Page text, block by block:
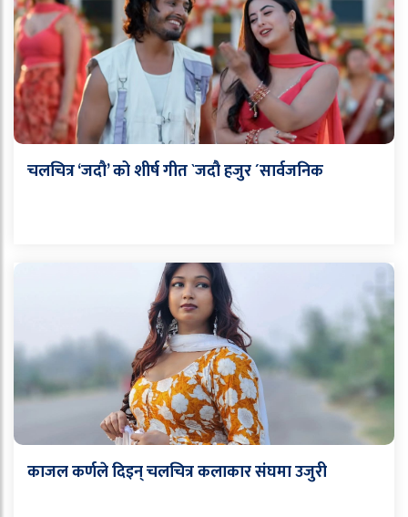
चलचित्र ‘जदौ’ को शीर्ष गीत `जदौ हजुर ´सार्वजनिक
काजल कर्णले दिइन् चलचित्र कलाकार संघमा उजुरी